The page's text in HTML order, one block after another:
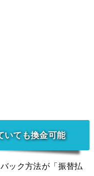
いても換金可能
ック方法が「振替払